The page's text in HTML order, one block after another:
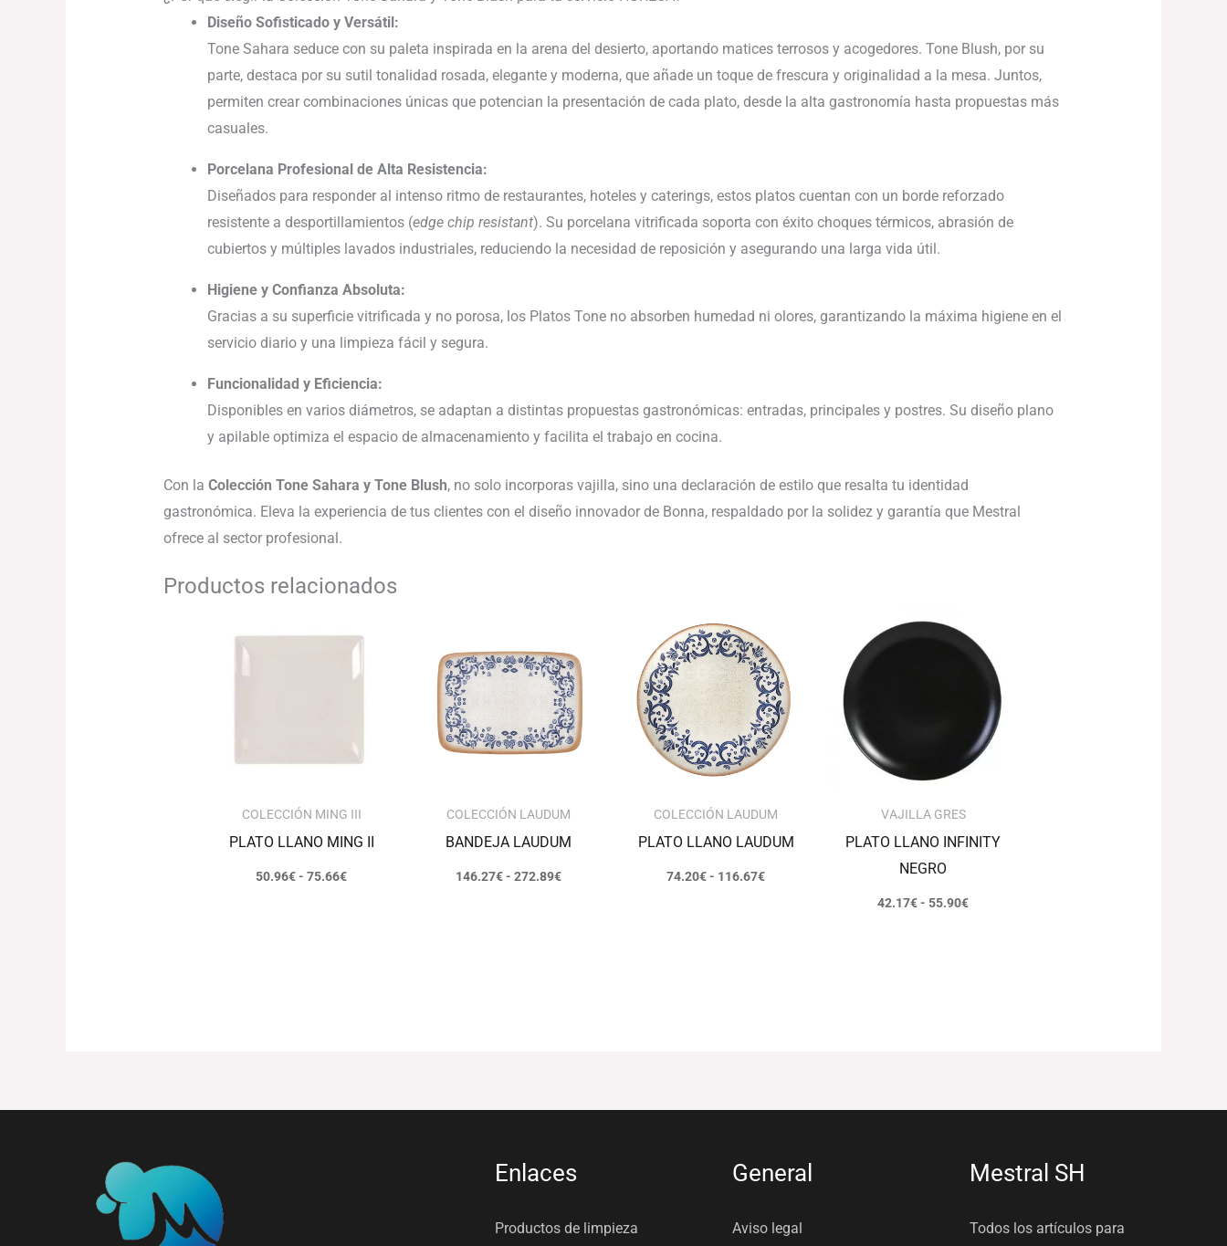
Diseño Sofisticado y Versátil:
Tone Sahara seduce con su paleta inspirada en la arena del desierto, aportando matices terrosos y acogedores. Tone Blush, por su
parte, destaca por su sutil tonalidad rosada, elegante y moderna, que añade un toque de frescura y originalidad a la mesa. Juntos,
permiten crear combinaciones únicas que potencian la presentación de cada plato, desde la alta gastronomía hasta propuestas más
casuales.
Porcelana Profesional de Alta Resistencia:
Diseñados para responder al intenso ritmo de restaurantes, hoteles y caterings, estos platos cuentan con un borde reforzado
resistente a desportillamientos (edge chip resistant). Su porcelana vitrificada soporta con éxito choques térmicos, abrasión de
cubiertos y múltiples lavados industriales, reduciendo la necesidad de reposición y asegurando una larga vida útil.
Higiene y Confianza Absoluta:
Gracias a su superficie vitrificada y no porosa, los Platos Tone no absorben humedad ni olores, garantizando la máxima higiene en el
servicio diario y una limpieza fácil y segura.
Funcionalidad y Eficiencia:
Disponibles en varios diámetros, se adaptan a distintas propuestas gastronómicas: entradas, principales y postres. Su diseño plano
y apilable optimiza el espacio de almacenamiento y facilita el trabajo en cocina.
Con la Colección Tone Sahara y Tone Blush, no solo incorporas vajilla, sino una declaración de estilo que resalta tu identidad
gastronómica. Eleva la experiencia de tus clientes con el diseño innovador de Bonna, respaldado por la solidez y garantía que Mestral
ofrece al sector profesional.
Productos relacionados
COLECCIÓN MING III
PLATO LLANO MING II
50.96€- 75.66€
precios:
50.96€
COLECCIÓN LAUDUM
BANDEJA LAUDUM
146.27€- 272.89€
desde
146.27€
hasta
272.89€
COLECCIÓN LAUDUM
PLATO LLANO LAUDUM
74.20€- 116.67€
precios:
desde
74.20€
hasta
116.67€
VAJILLA GRES
PLATO LLANO INFINITY
NEGRO
42.17€- 55.90€
precios:
desde
42.17€
hasta
55.90€
Enlaces
Productos de limpieza
General
Aviso legal
Mestral SH
Todos los artículos para